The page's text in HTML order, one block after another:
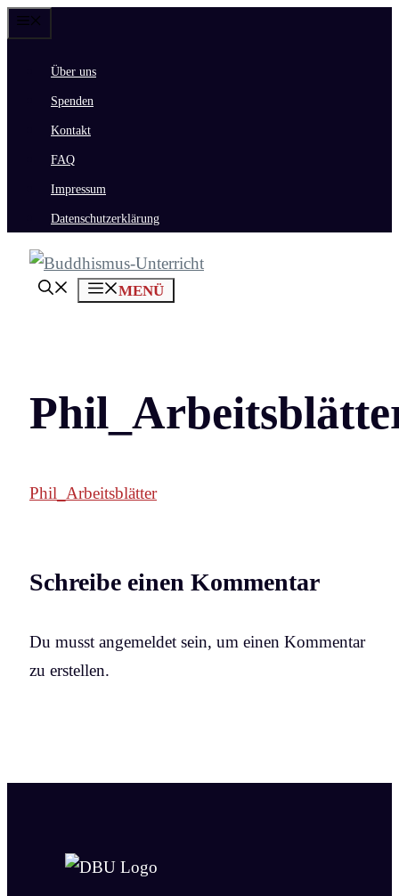
Zum
springenÜber uns
Spenden
Kontakt
FAQ
Impressum
Datenschutzerklärung
MENÜ
Phil_Arbeitsblätter
Schreibe einen Kommentar
Du musst angemeldet sein, um einen Kommentar
zu erstellen.